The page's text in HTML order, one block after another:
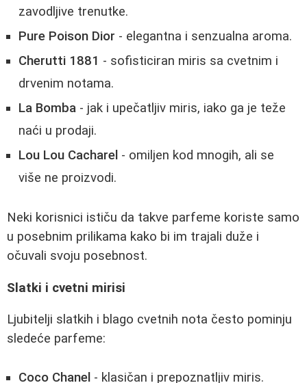
zavodljive trenutke.
Pure Poison Dior - elegantna i senzualna aroma.
Cherutti 1881 - sofisticiran miris sa cvetnim i
drvenim notama.
La Bomba - jak i upečatljiv miris, iako ga je teže
naći u prodaji.
Lou Lou Cacharel - omiljen kod mnogih, ali se
više ne proizvodi.
Neki korisnici ističu da takve parfeme koriste samo
u posebnim prilikama kako bi im trajali duže i
očuvali svoju posebnost.
Slatki i cvetni mirisi
Ljubitelji slatkih i blago cvetnih nota često pominju
sledeće parfeme:
Coco Chanel - klasičan i prepoznatljiv miris.